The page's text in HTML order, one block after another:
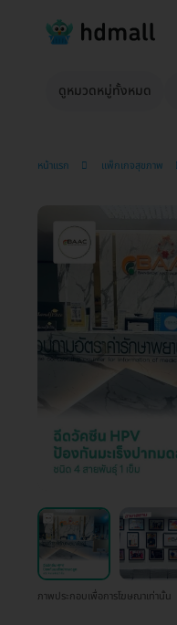
ดูหมวดหมู่ทั้งหมด
หน้าแรก แพ็กเกจสุขภาพ
ภาพประกอบเพื่อการโฆษณาเท่านั้น